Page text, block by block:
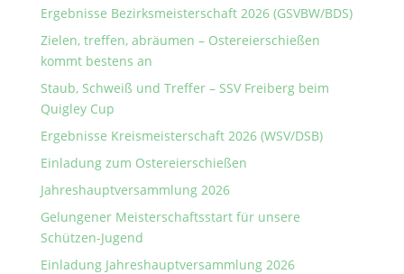
Ergebnisse Bezirksmeisterschaft 2026 (GSVBW/BDS)
Zielen, treffen, abräumen – Ostereierschießen
kommt bestens an
Staub, Schweiß und Treffer – SSV Freiberg beim
Quigley Cup
Ergebnisse Kreismeisterschaft 2026 (WSV/DSB)
Einladung zum Ostereierschießen
Jahreshauptversammlung 2026
Gelungener Meisterschaftsstart für unsere
Schützen-Jugend
Einladung Jahreshauptversammlung 2026